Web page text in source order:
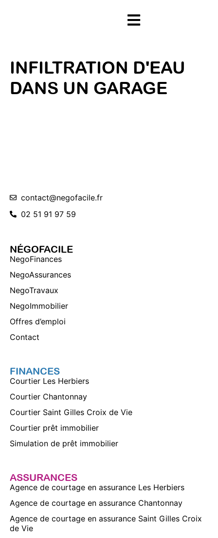
INFILTRATION D'EAU
DANS UN GARAGE
contact@negofacile.fr
02 51 91 97 59
NÉGOFACILE
NegoFinances
NegoAssurances
NegoTravaux
NegoImmobilier
Offres d’emploi
Contact
FINANCES
Courtier Les Herbiers
Courtier Chantonnay
Courtier Saint Gilles Croix de Vie
Courtier prêt immobilier
Simulation de prêt immobilier
ASSURANCES
Agence de courtage en assurance Les Herbiers
Agence de courtage en assurance Chantonnay
Agence de courtage en assurance Saint Gilles Croix
de Vie